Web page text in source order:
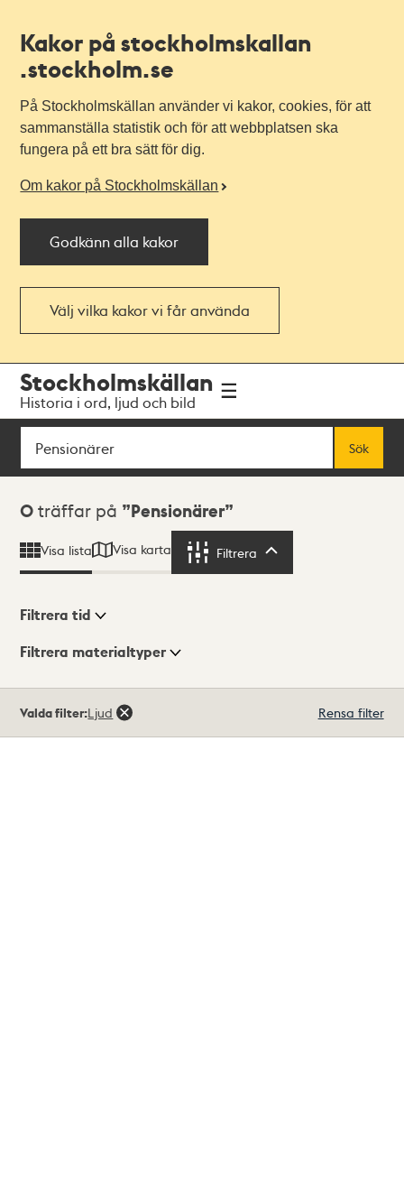
Kakor på stockholmskallan
.stockholm.se
På Stockholmskällan använder vi kakor, cookies, för att
sammanställa statistik och för att webbplatsen ska
fungera på ett bra sätt för dig.
Om kakor på Stockholmskällan
Godkänn alla kakor
Välj vilka kakor vi får använda
navigationen
huvudinnehållet
Stockholmskällan
Historia i ord, ljud och bild
Sök
Sök
Sökresultat
0 träffar på Pensionärer
Visa lista Visa karta Filtrera
Visningsläge
Filtrera tid
Filtrera materialtyper
träffar
Valda filter:Ljud Rensa filter